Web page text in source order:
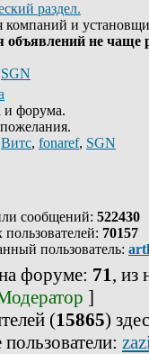
раздел.
компаний и
объявлений не чаще
SGN
и форума.
Витс, fonaref, SGN
сообщений: 522430
70157
пользователь:
форуме: 71, из
]
(15865)